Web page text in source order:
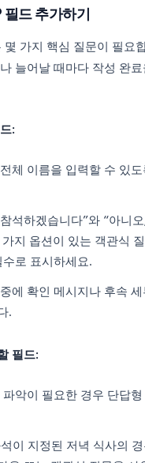
드 추가하기
몇 가지 핵심 질문이 필요
늘어날 때마다 작성 완
:
체 이름을 입력할 수 있
석하겠습니다”와 “아니
지 옵션이 있는 객관식
로 표시하세요.
에 확인 메시지나 후속
.
필드:
파악이 필요한 경우 단답
이 지정된 저녁 식사의